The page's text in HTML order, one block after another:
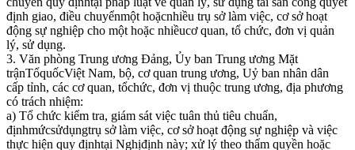
định giao, điều chuyểnmột hoặcnhiều trụ sở làm việc, cơ sở hoạt
động sự nghiệp cho một hoặc nhiềucơ quan, tổ chức, đơn vị quản
lý, sử dụng.
3. Văn phòng Trung ương Đảng, Ủy ban Trung ương Mặt
trậnTổquốcViệt Nam, bộ, cơ quan trung ương, Uỷ ban nhân dân
cấp tỉnh, các cơ quan, tổchức, đơn vị thuộc trung ương, địa phương
có trách nhiệm:
a) Tổ chức kiểm tra, giám sát việc tuân thủ tiêu chuẩn,
địnhmứcsửdụngtrụ sở làm việc, cơ sở hoạt động sự nghiệp và việc
thực hiện quy địnhtại Nghịđịnh này; xử lý theo thẩm quyền hoặc